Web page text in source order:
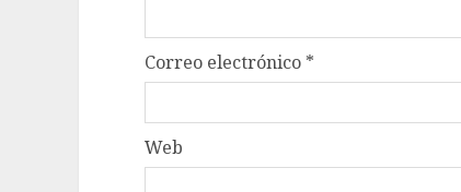
Correo electrónico *
Web